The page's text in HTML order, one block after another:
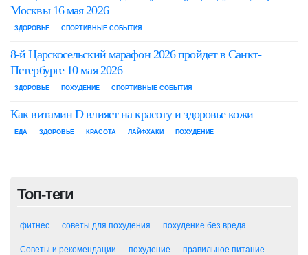
Москвы 16 мая 2026
ЗДОРОВЬЕ СПОРТИВНЫЕ СОБЫТИЯ
8-й Царскосельский марафон 2026 пройдет в Санкт-
Петербурге 10 мая 2026
ЗДОРОВЬЕ ПОХУДЕНИЕ СПОРТИВНЫЕ СОБЫТИЯ
Как витамин D влияет на красоту и здоровье кожи
ЕДА ЗДОРОВЬЕ КРАСОТА ЛАЙФХАКИ ПОХУДЕНИЕ
Топ-теги
фитнес советы для похудения похудение без вреда
Советы и рекомендации похудение правильное питание